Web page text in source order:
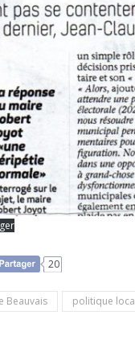
20
Beauvais politique